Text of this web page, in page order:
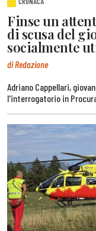
Finse un
di scusa del
socialmente
di Redazione
Adriano Cappellari,
l'interrogatorio in